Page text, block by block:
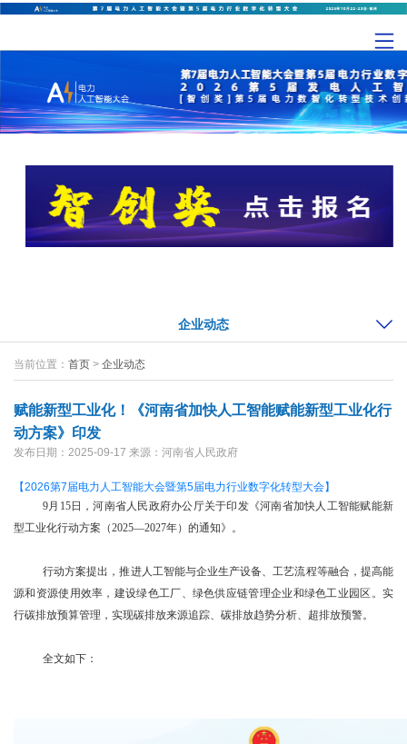
企业动态
当前位置： 首页 > 企业动态
赋能新型工业化！《河南省加快人工智能赋能新型工业化行
动方案》印发
发布日期：2025-09-17 来源：河南省人民政府
【2026第7届电力人工智能大会暨第5届电力行业数字化转型大会】
9月15日，河南省人民政府办公厅关于印发《河南省加快人工智能赋能新
型工业化行动方案（2025—2027年）的通知》。
行动方案提出，推进人工智能与企业生产设备、工艺流程等融合，提高能
源和资源使用效率，建设绿色工厂、绿色供应链管理企业和绿色工业园区。实
行碳排放预算管理，实现碳排放来源追踪、碳排放趋势分析、超排放预警。
全文如下：